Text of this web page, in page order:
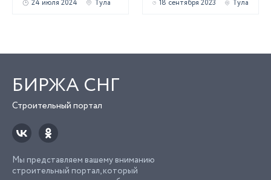
24 июля 2024 Тула 18 сентября 2023 Тула
БИРЖА СНГ
Строительный портал
Мы представляем вашему вниманию
строительный портал, который